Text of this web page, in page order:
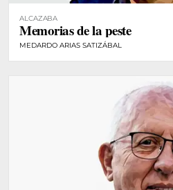
ALCAZABA
Memorias de la peste
MEDARDO ARIAS SATIZÁBAL